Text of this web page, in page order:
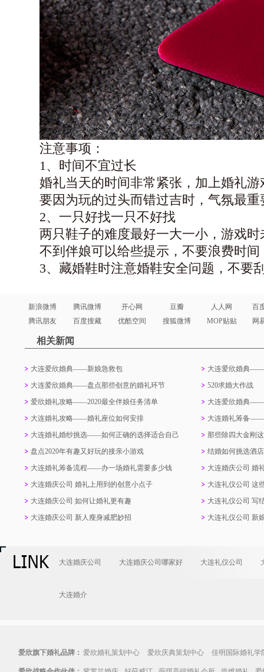
注意事项：
1、时间不宜过长
婚礼当天的时间非常紧张，加上婚礼游
要因为玩的过头而错过吉时，气氛最重
2、 一只好找一只不好找
两只鞋子的难度最好一大一小，游戏
不到伴娘可以给些提示，不要浪费时间
3、藏婚鞋时注意婚鞋安全问题，不要
新浪微博 腾讯微博 开心网 豆瓣 人人网
百
腾讯朋友
百度搜藏 优酷空间 搜狐微博 MOP贴贴 网
相关新闻
大连爱欣婚典——新娘急救包
大连爱欣婚典——
大连爱欣婚典——盘点那些创意的婚礼环节
520求婚大作战
爱欣婚礼攻略——2020最全伴娘任务清单
大连爱欣婚典——
大连婚礼攻略——婚礼座位如何安排
大连婚礼筹备——
大连婚礼婚纱挑选——如何正确的选择适合自己
的婚纱
那些除四大金刚
物品
盘点2020年有趣又好玩的接亲小游戏
结婚如何挑选酒店
大连婚礼筹备流程——办一场婚礼需要多少钱
大连婚庆公司 婚
大连婚庆公司 婚礼上用到的创意小点子
大连礼仪公司 这
大连婚庆公司 如何让婚礼更有趣
大连礼仪公司 写
大连婚庆公司 新人瘦身减肥妙招
大连礼仪公司 新
大连婚庆公司 大连婚庆公司哪家好 大连礼仪公司
大连婚介
爱欣旗下婚礼品牌： 爱欣婚礼策划中心 爱欣庆典策划中心 佳明国际婚礼学